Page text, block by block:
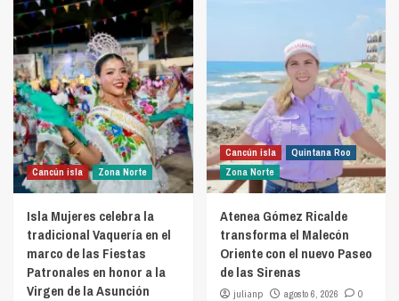
Cancún isla Zona Norte
Isla Mujeres celebra la
tradicional Vaquería en el
marco de las Fiestas
Patronales en honor a la
Virgen de la Asunción
Cancún isla
Quintana Roo
Zona Norte
Atenea Gómez Ricalde
transforma el Malecón
Oriente con el nuevo Paseo
de las Sirenas
julianp agosto 6, 2026 0